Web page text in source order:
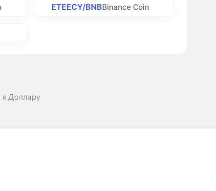
ETEECY/BNBBinance Coin
к Доллару